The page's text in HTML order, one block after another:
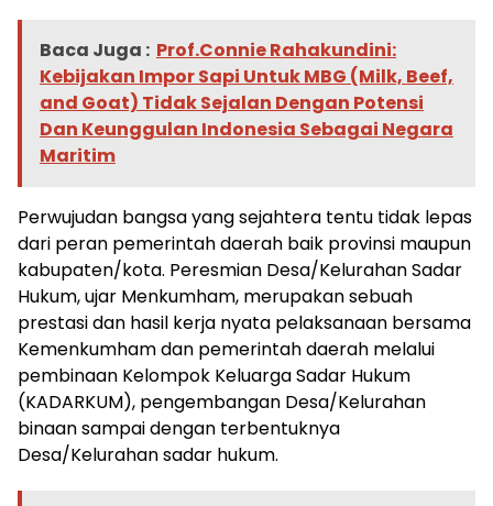
Baca Juga : Prof.Connie Rahakundini:
Kebijakan Impor Sapi Untuk MBG (Milk, Beef,
and Goat) Tidak Sejalan Dengan Potensi
Dan Keunggulan Indonesia Sebagai Negara
Maritim
Perwujudan bangsa yang sejahtera tentu tidak lepas
dari peran pemerintah daerah baik provinsi maupun
kabupaten/kota. Peresmian Desa/Kelurahan Sadar
Hukum, ujar Menkumham, merupakan sebuah
prestasi dan hasil kerja nyata pelaksanaan bersama
Kemenkumham dan pemerintah daerah melalui
pembinaan Kelompok Keluarga Sadar Hukum
(KADARKUM), pengembangan Desa/Kelurahan
binaan sampai dengan terbentuknya
Desa/Kelurahan sadar hukum.